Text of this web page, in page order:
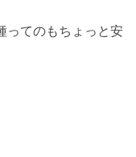
ってのもちょっと安